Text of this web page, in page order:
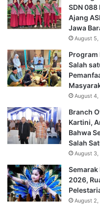
SDN
Ajang
Jawa
August
Program
Salah
August
Branch
Kartini,
Bahwa
Salah
August
Semarak
2026,
August